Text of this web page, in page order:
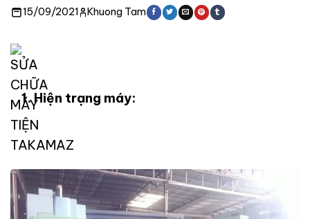
15/09/2021 Khuong Tam
1. Hiện trạng máy: